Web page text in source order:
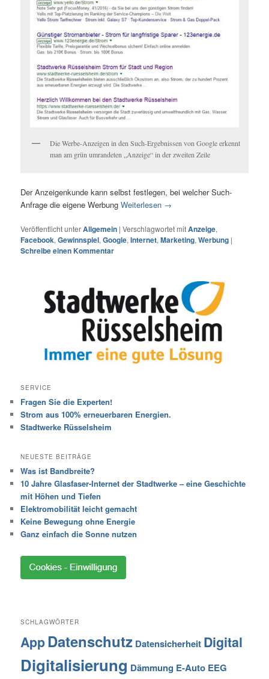
Die Werbe-Anzeigen in den Such-Ergebnissen von Google erkennt
man am grün umrandeten „Anzeige“ in der zweiten Zeile
Der Anzeigenkunde kann selbst festlegen, bei welcher Such-
Anfrage die eigene WerbungWeiterlesen →
Veröffentlicht unterAllgemein |Verschlagwortet mitAnzeige,
Facebook,Gewinnspiel,Google,Internet,Marketing,Werbung |
Schreibe einen Kommentar
SERVICE
Fragen Sie die Experten!
Strom aus 100% erneuerbaren Energien.
Stadtwerke Rüsselsheim
NEUESTE BEITRÄGE
Was ist Bandbreite?
10 Jahre Glasfaser-Internet der Stadtwerke – eine Geschichte
mit Höhen und Tiefen
Elektromobilität leicht gemacht
Keine Bewegung ohne Energie
Ganz einfach die Sonne nutzen
SCHLAGWÖRTER
AppDatenschutz Datensicherheit Digital
Digitalisierung Dämmung E-Auto EEG